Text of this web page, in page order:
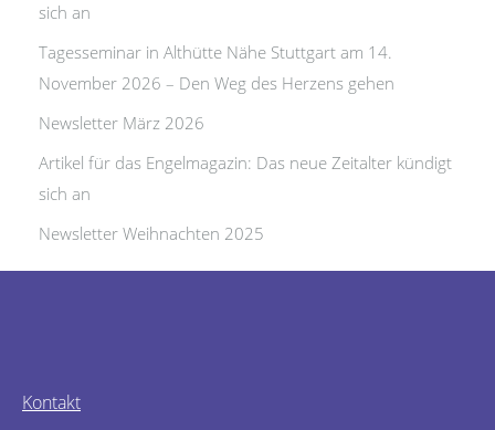
sich an
Tagesseminar in Althütte Nähe Stuttgart am 14.
November 2026 – Den Weg des Herzens gehen
Newsletter März 2026
Artikel für das Engelmagazin: Das neue Zeitalter kündigt
sich an
Newsletter Weihnachten 2025
Kontakt